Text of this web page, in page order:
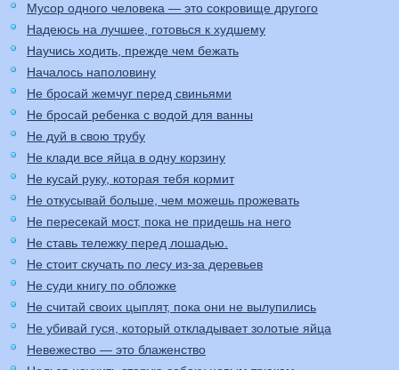
Мусор одного человека — это сокровище другого
Надеюсь на лучшее, готовься к худшему
Научись ходить, прежде чем бежать
Началось наполовину
Не бросай жемчуг перед свиньями
Не бросай ребенка с водой для ванны
Не дуй в свою трубу
Не клади все яйца в одну корзину
Не кусай руку, которая тебя кормит
Не откусывай больше, чем можешь прожевать
Не пересекай мост, пока не придешь на него
Не ставь тележку перед лошадью.
Не стоит скучать по лесу из-за деревьев
Не суди книгу по обложке
Не считай своих цыплят, пока они не вылупились
Не убивай гуся, который откладывает золотые яйца
Невежество — это блаженство